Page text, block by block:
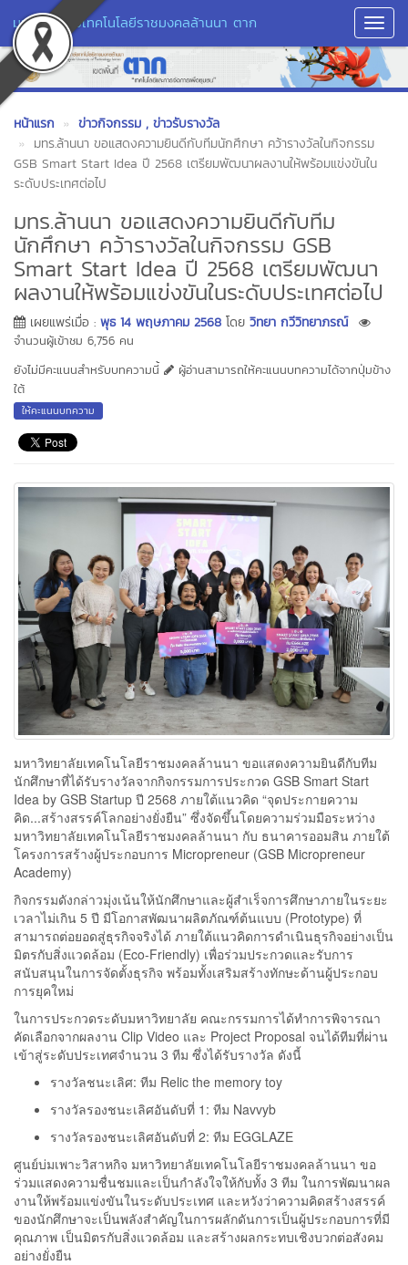
มหาวิทยาลัยเทคโนโลยีราชมงคลล้านนา ตาก
หน้าแรก ข่าวกิจกรรม , ข่าวรับรางวัล
มทร.ล้านนา ขอแสดงความยินดีกับทีมนักศึกษา คว้ารางวัลในกิจกรรม
GSB Smart Start Idea ปี 2568 เตรียมพัฒนาผลงานให้พร้อมแข่งขันใน
ระดับประเทศต่อไป
มทร.ล้านนา ขอแสดงความยินดีกับทีม
นักศึกษา คว้ารางวัลในกิจกรรม GSB
Smart Start Idea ปี 2568 เตรียมพัฒนา
ผลงานให้พร้อมแข่งขันในระดับประเทศต่อไป
เผยแพร่เมื่อ : พุธ 14 พฤษภาคม 2568 โดย วิทยา กวีวิทยาภรณ์
จำนวนผู้เข้าชม 6,756 คน
ยังไม่มีคะแนนสำหรับบทความนี้
ผู้อ่านสามารถให้คะแนนบทความได้จากปุ่มข้าง
ใต้
ให้คะแนนบทความ
มหาวิทยาลัยเทคโนโลยีราชมงคลล้านนา ขอแสดงความยินดีกับทีม
นักศึกษาที่ได้รับรางวัลจากกิจกรรมการประกวด GSB Smart Start
Idea by GSB Startup ปี 2568 ภายใต้แนวคิด “จุดประกายความ
คิด...สร้างสรรค์โลกอย่างยั่งยืน” ซึ่งจัดขึ้นโดยความร่วมมือระหว่าง
มหาวิทยาลัยเทคโนโลยีราชมงคลล้านนา กับ ธนาคารออมสิน ภายใต้
โครงการสร้างผู้ประกอบการ Micropreneur (GSB Micropreneur
Academy)
กิจกรรมดังกล่าวมุ่งเน้นให้นักศึกษาและผู้สำเร็จการศึกษาภายในระยะ
เวลาไม่เกิน 5 ปี มีโอกาสพัฒนาผลิตภัณฑ์ต้นแบบ (Prototype) ที่
สามารถต่อยอดสู่ธุรกิจจริงได้ ภายใต้แนวคิดการดำเนินธุรกิจอย่างเป็น
มิตรกับสิ่งแวดล้อม (Eco-Friendly) เพื่อร่วมประกวดและรับการ
สนับสนุนในการจัดตั้งธุรกิจ พร้อมทั้งเสริมสร้างทักษะด้านผู้ประกอบ
การยุคใหม่
ในการประกวดระดับมหาวิทยาลัย คณะกรรมการได้ทำการพิจารณา
คัดเลือกจากผลงาน Clip Video และ Project Proposal จนได้ทีมที่ผ่าน
เข้าสู่ระดับประเทศจำนวน 3 ทีม ซึ่งได้รับรางวัล ดังนี้
รางวัลชนะเลิศ: ทีม Relic the memory toy
รางวัลรองชนะเลิศอันดับที่ 1: ทีม Navvyb
รางวัลรองชนะเลิศอันดับที่ 2: ทีม EGGLAZE
ศูนย์บ่มเพาะวิสาหกิจ มหาวิทยาลัยเทคโนโลยีราชมงคลล้านนา ขอ
ร่วมแสดงความชื่นชมและเป็นกำลังใจให้กับทั้ง 3 ทีม ในการพัฒนาผล
งานให้พร้อมแข่งขันในระดับประเทศ และหวังว่าความคิดสร้างสรรค์
ของนักศึกษาจะเป็นพลังสำคัญในการผลักดันการเป็นผู้ประกอบการที่มี
คุณภาพ เป็นมิตรกับสิ่งแวดล้อม และสร้างผลกระทบเชิงบวกต่อสังคม
อย่างยั่งยืน